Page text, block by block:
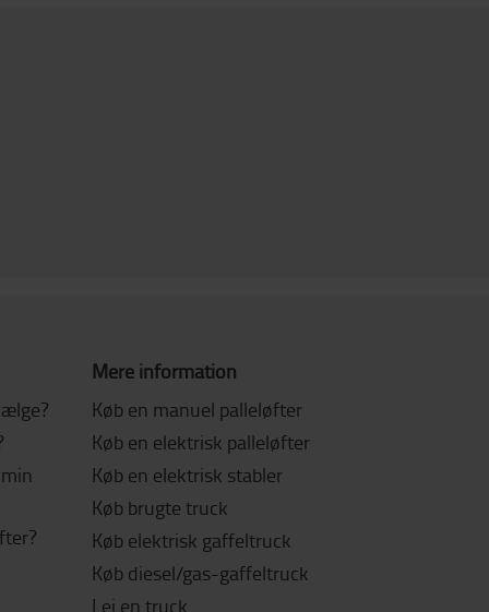
Mere information
Køb en manuel palleløfter
Køb en elektrisk palleløfter
Køb en elektrisk stabler
Køb brugte truck
Køb elektrisk gaffeltruck
Køb diesel/gas-gaffeltruck
Lej en truck